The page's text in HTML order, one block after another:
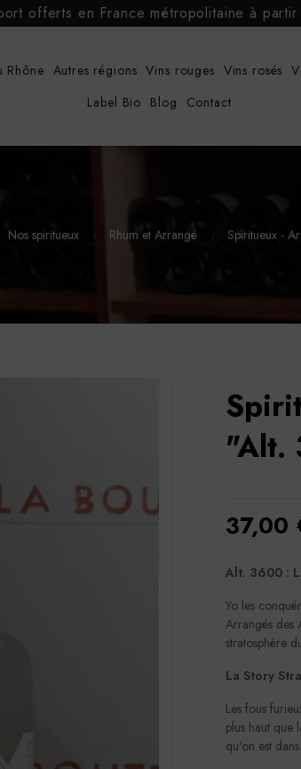
offerts en France métropolitaine à
Rhône Autres régions Vins rouges Vins rosés
Label Bio Blog Contact
Nos spiritueux Rhum et Arrangé Spiritueux -
"Alt.
37,00
Alt. 3600 :
Yo les
Arrangés des
stratosphère
La Story
Les fous
plus haut que
qu'on est